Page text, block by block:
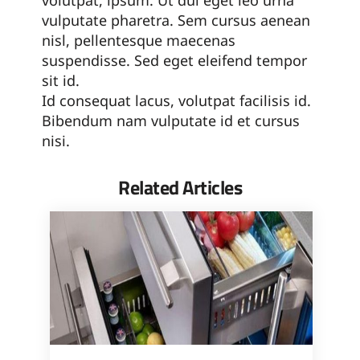
vulputate pharetra. Sem cursus aenean
nisl, pellentesque maecenas
suspendisse. Sed eget eleifend tempor
sit id.
Id consequat lacus, volutpat facilisis id.
Bibendum nam vulputate id et cursus
nisi.
Related Articles